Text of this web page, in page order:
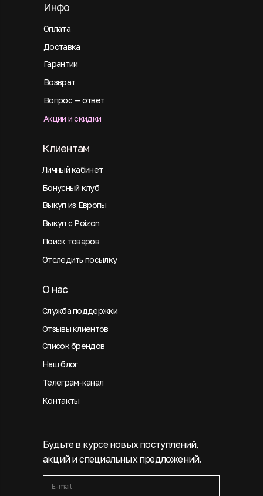
Оплата
Инфо
Будьте в курсе новых поступлений,
акций и специальных предложений.
Доставка
Гарантии
Возврат
Вопрос — ответ
Акции и скидки
Личный кабинет
Клиентам
Бонусный клуб
Выкуп из Европы
Выкуп с Poizon
Поиск товаров
Отследить посылку
Служба поддержки
О нас
Отзывы клиентов
Список брендов
Наш блог
Телеграм-канал
Контакты